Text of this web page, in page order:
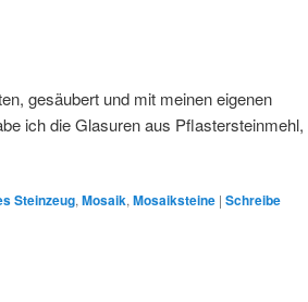
gesäubert und mit meinen eigenen
ich die Glasuren aus Pflastersteinmehl,
Steinzeug, Mosaik, Mosaiksteine | Schreibe